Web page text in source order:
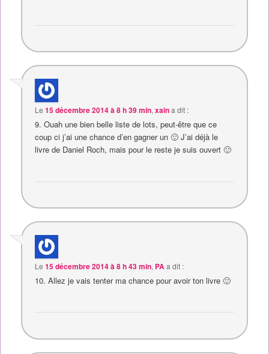
Le15 décembre 2014 à 8 h 39 min,xaina dit :
9. Ouah une bien belle liste de lots, peut-être que ce
coup ci j’ai une chance d’en gagner un 🙂 J’ai déjà le
livre de Daniel Roch, mais pour le reste je suis ouvert 🙂
Le15 décembre 2014 à 8 h 43 min, PAa dit :
10. Allez je vais tenter ma chance pour avoir ton livre 🙂